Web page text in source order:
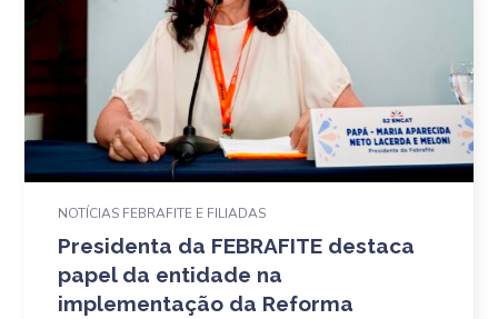
NOTÍCIAS FEBRAFITE E FILIADAS
Presidenta da FEBRAFITE destaca
papel da entidade na
implementação da Reforma